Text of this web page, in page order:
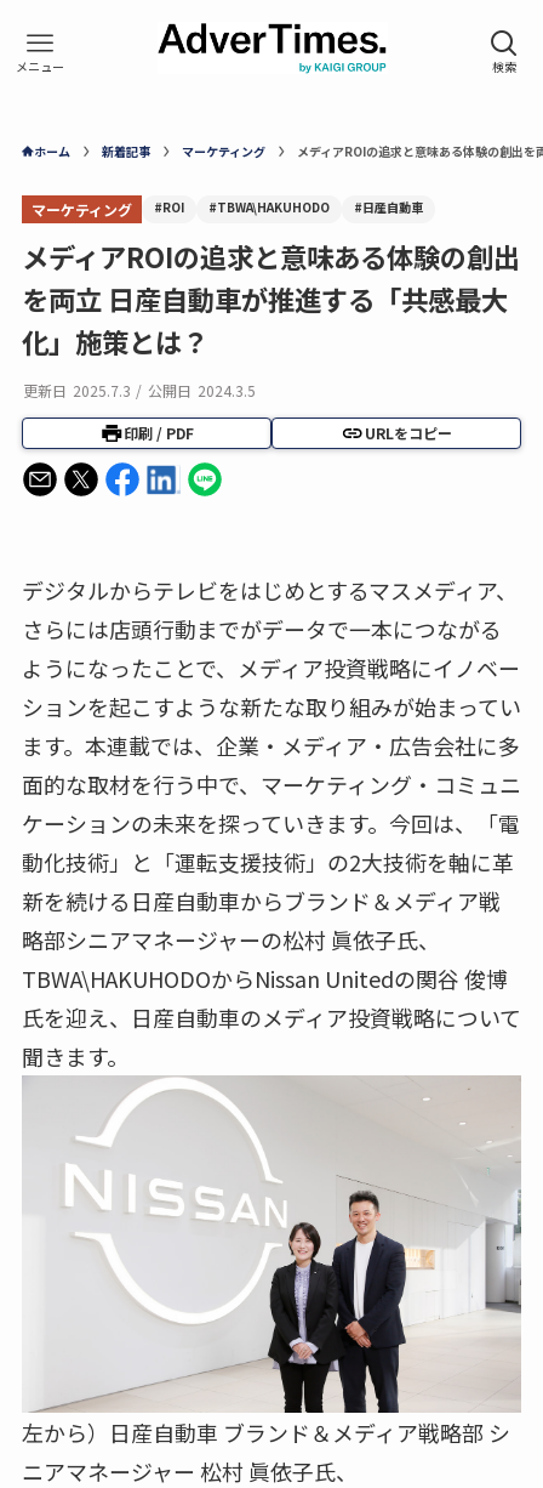
ホーム 新着記事 マーケティング メディアROIの追求と意味ある体験の創出
マーケティング #ROI #TBWA\HAKUHODO #日産自動車
メディアROIの追求と意味ある体験の創出
を両立 日産自動車が推進する「共感最大
化」施策とは？
更新日 2025.7.3 / 公開日 2024.3.5
印刷 / PDF URLをコピー
デジタルからテレビをはじめとするマスメディア、
さらには店頭行動までがデータで一本につながる
ようになったことで、メディア投資戦略にイノベー
ションを起こすような新たな取り組みが始まってい
ます。本連載では、企業・メディア・広告会社に多
面的な取材を行う中で、マーケティング・コミュニ
ケーションの未来を探っていきます。今回は、「電
動化技術」と「運転支援技術」の2大技術を軸に革
新を続ける日産自動車からブランド＆メディア戦
略部シニアマネージャーの松村 眞依子氏、
TBWA\HAKUHODOからNissan Unitedの関谷 俊博
氏を迎え、日産自動車のメディア投資戦略について
聞きます。
左から）日産自動車 ブランド＆メディア戦略部 シ
ニアマネージャー 松村 眞依子氏、